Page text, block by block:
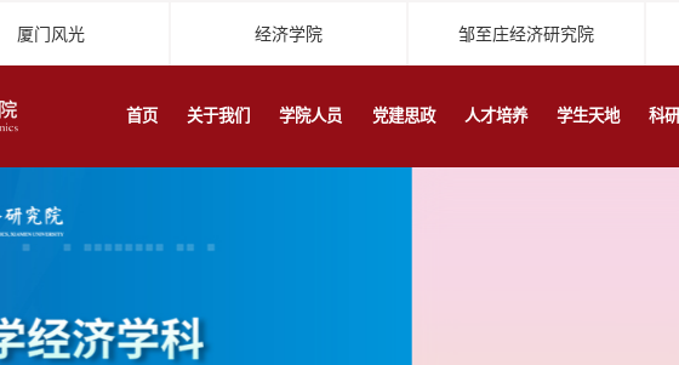
厦门风光 经济学院 邹至庄经济研究院
首页 关于我们 学院人员 党建思政 人才培养 学生天地 科